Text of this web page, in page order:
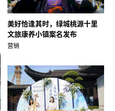
美好恰逢其时，绿城桃源十里
文旅康养小镇案名发布
营销